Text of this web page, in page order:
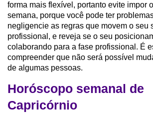
forma mais flexível, portanto evite impor
semana, porque você pode ter
negligencie as regras que movem o seu
profissional, e reveja se o seu
colaborando para a fase profissional. É
compreender que não será possível
de algumas pessoas.
Horóscopo semanal de
Capricórnio